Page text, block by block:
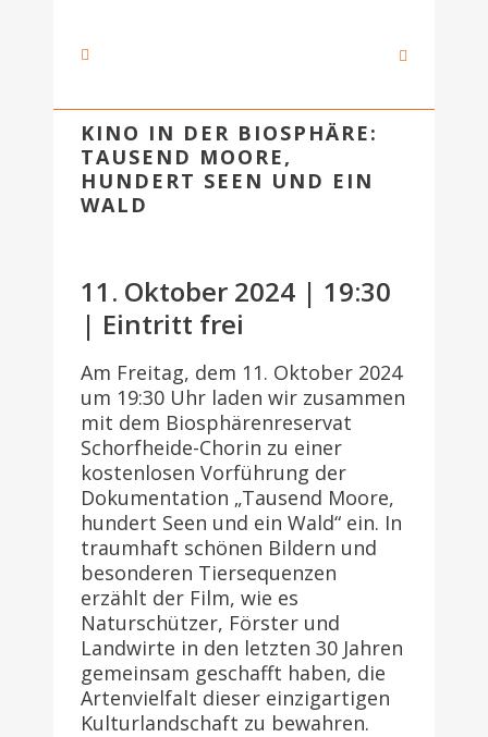
KINO IN DER BIOSPHÄRE:
TAUSEND MOORE,
HUNDERT SEEN UND EIN
WALD
11. Oktober 2024 | 19:30
| Eintritt frei
Am Freitag, dem 11. Oktober 2024
um 19:30 Uhr laden wir zusammen
mit dem Biosphärenreservat
Schorfheide-Chorin zu einer
kostenlosen Vorführung der
Dokumentation „Tausend Moore,
hundert Seen und ein Wald“ ein. In
traumhaft schönen Bildern und
besonderen Tiersequenzen
erzählt der Film, wie es
Naturschützer, Förster und
Landwirte in den letzten 30 Jahren
gemeinsam geschafft haben, die
Artenvielfalt dieser einzigartigen
Kulturlandschaft zu bewahren.